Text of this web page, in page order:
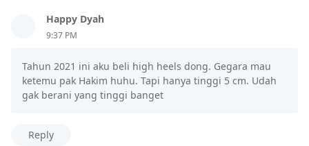
Happy Dyah
9:37 PM
Tahun 2021 ini aku beli high heels dong. Gegara mau
ketemu pak Hakim huhu. Tapi hanya tinggi 5 cm. Udah
gak berani yang tinggi banget
Reply